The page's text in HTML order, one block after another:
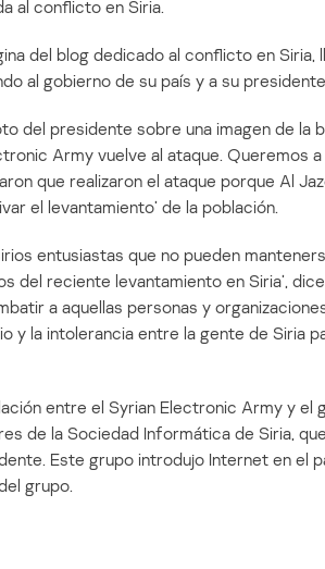
al conflicto en Siria.
del blog dedicado al conflicto en Siria,
al gobierno de su país y a su
del presidente sobre una imagen de la
Army vuelve al ataque. Queremos a
que realizaron el ataque porque Al
el levantamiento’ de la población.
entusiastas que no pueden
del reciente levantamiento en Siria’,
a aquellas personas y
y la intolerancia entre la gente de Siria
entre el Syrian Electronic Army y el
de la Sociedad Informática de Siria,
Este grupo introdujo Internet en el
grupo.